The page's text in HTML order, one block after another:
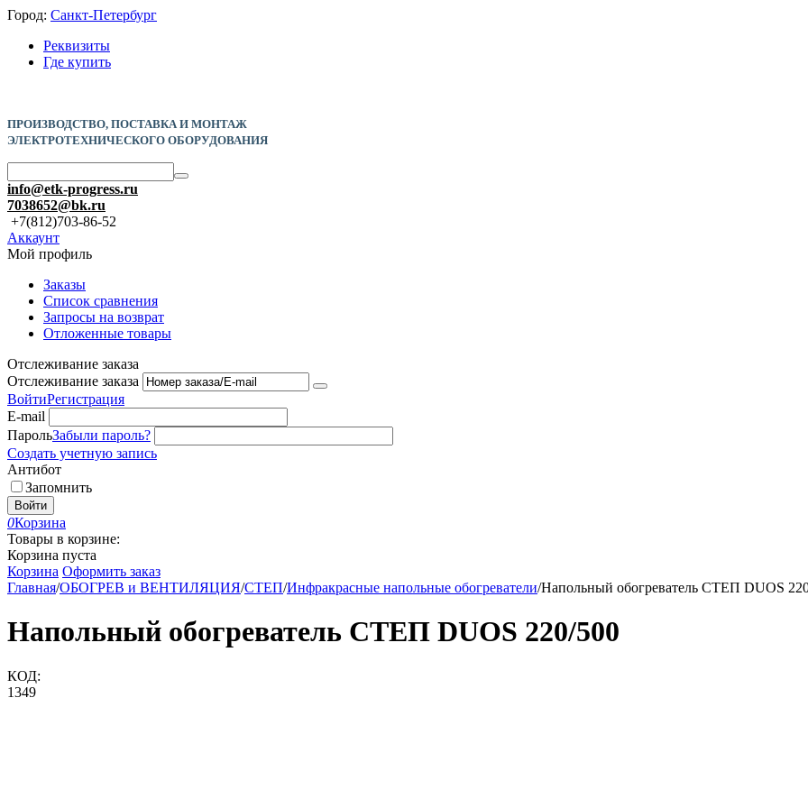
Город: Санкт-Петербург
Реквизиты
Где купить
ПРОИЗВОДСТВО, ПОСТАВКА И МОНТАЖ
ЭЛЕКТРОТЕХНИЧЕСКОГО ОБОРУДОВАНИЯ
info@etk-progress.ru
7038652@bk.ru
+7(812)703-86-52
Аккаунт
Мой профиль
Заказы
Список сравнения
Запросы на возврат
Отложенные товары
Отслеживание заказа
Отслеживание заказа
ВойтиРегистрация
E-mail
ПарольЗабыли пароль?
Создать учетную запись
Антибот
Запомнить
Войти
0Корзина
Товары в корзине:
Корзина пуста
Корзина Оформить заказ
Главная/ОБОГРЕВ и ВЕНТИЛЯЦИЯ/СТЕП/Инфракрасные напольные обогреватели/Напольный обогреватель СТЕП DUOS
Напольный обогреватель СТЕП DUOS 220/500
КОД:
1349